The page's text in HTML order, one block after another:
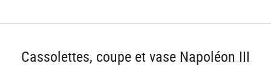
Cassolettes, coupe et vase Napoléon III